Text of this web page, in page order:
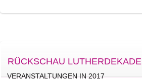
RÜCKSCHAU LUTHERDEKADE
VERANSTALTUNGEN IN 2017